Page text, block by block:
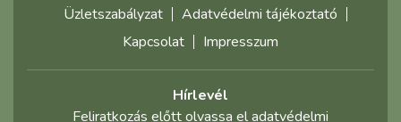
Üzletszabályzat
Adatvédelmi tájékoztató
Kapcsolat
Impresszum
Hírlevél
Feliratkozás előtt olvassa el adatvédelmi